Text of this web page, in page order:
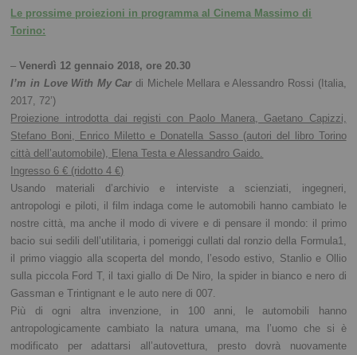
Le prossime proiezioni in programma al Cinema Massimo di
Torino:
–Venerdì 12 gennaio 2018, ore 20.30
I’m in Love With My Car di Michele Mellara e Alessandro Rossi (Italia,
2017, 72’)
Proiezione introdotta dai registi con Paolo Manera, Gaetano Capizzi,
Stefano Boni, Enrico Miletto e Donatella Sasso (autori del libro Torino
città dell’automobile), Elena Testa e Alessandro Gaido.
Ingresso 6 € (ridotto 4 €)
Usando materiali d’archivio e interviste a scienziati, ingegneri,
antropologi e piloti, il film indaga come le automobili hanno cambiato le
nostre città, ma anche il modo di vivere e di pensare il mondo: il primo
bacio sui sedili dell’utilitaria, i pomeriggi cullati dal ronzio della Formula1,
il primo viaggio alla scoperta del mondo, l’esodo estivo, Stanlio e Ollio
sulla piccola Ford T, il taxi giallo di De Niro, la spider in bianco e nero di
Gassman e Trintignant e le auto nere di 007.
Più di ogni altra invenzione, in 100 anni, le automobili hanno
antropologicamente cambiato la natura umana, ma l’uomo che si è
modificato per adattarsi all’autovettura, presto dovrà nuovamente